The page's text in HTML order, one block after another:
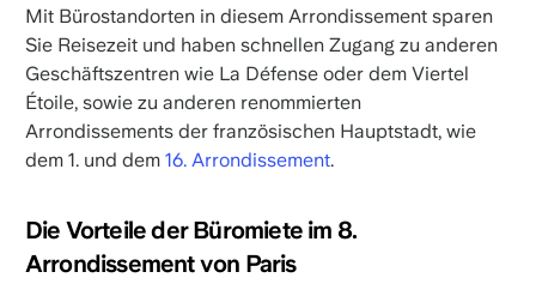
Mit Bürostandorten in diesem Arrondissement sparen
Sie Reisezeit und haben schnellen Zugang zu anderen
Geschäftszentren wie La Défense oder dem Viertel
Étoile, sowie zu anderen renommierten
Arrondissements der französischen Hauptstadt, wie
dem 1. und dem 16. Arrondissement.
Die Vorteile der Büromiete im 8.
Arrondissement von Paris